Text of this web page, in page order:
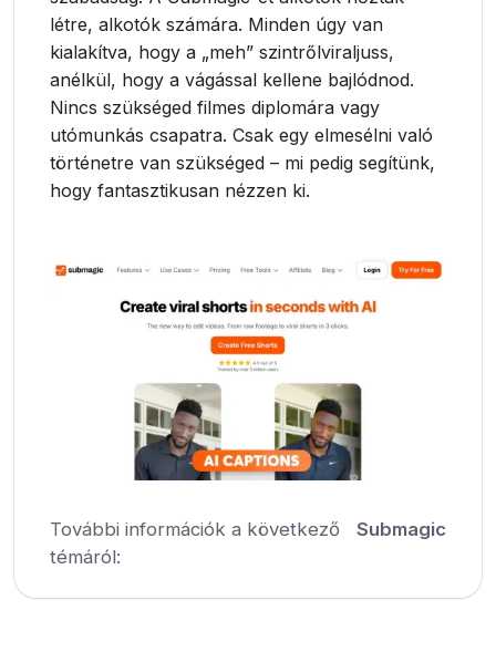
létre, alkotók számára. Minden úgy van
kialakítva, hogy a „meh” szintrőlviraljuss,
anélkül, hogy a vágással kellene bajlódnod.
Nincs szükséged filmes diplomára vagy
utómunkás csapatra. Csak egy elmesélni való
történetre van szükséged – mi pedig segítünk,
hogy fantasztikusan nézzen ki.
További információk a következő
témáról:
Submagic